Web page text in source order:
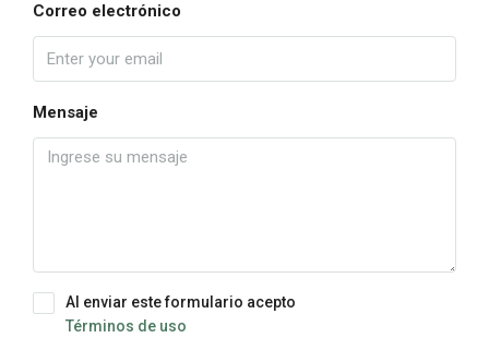
Correo electrónico
Mensaje
Al enviar este formulario acepto
Términos de uso